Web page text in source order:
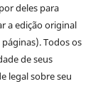
deles para
a edição original
Todos os
de seus
legal sobre seu